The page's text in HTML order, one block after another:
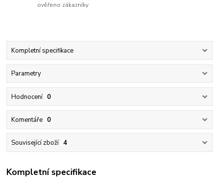
ověřeno zákazníky
Kompletní specifikace
Parametry
Hodnocení 0
Komentáře 0
Související zboží 4
Kompletní specifikace